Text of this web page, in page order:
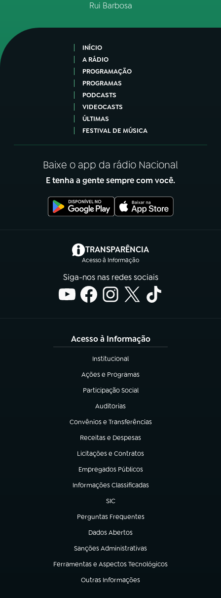
Rui Barbosa
INÍCIO
A RÁDIO
PROGRAMAÇÃO
PROGRAMAS
PODCASTS
VIDEOCASTS
ÚLTIMAS
FESTIVAL DE MÚSICA
Baixe o app da rádio Nacional
E tenha a gente sempre com você.
TRANSPARÊNCIA
Acesso à Informação
(abre em nova aba)
Siga-nos nas redes sociais
Acesso à Informação
Institucional
(abre em nova aba)
Ações e Programas
(abre em nova aba)
Participação Social
(abre em nova aba)
Auditorias
(abre em nova aba)
Convênios e Transferências
(abre em nova aba)
Receitas e Despesas
(abre em nova aba)
Licitações e Contratos
(abre em nova aba)
Empregados Públicos
(abre em nova aba)
Informações Classificadas
(abre em nova aba)
SIC
(abre em nova aba)
Perguntas Frequentes
(abre em nova aba)
Dados Abertos
(abre em nova aba)
Sanções Administrativas
(abre em nova aba)
Ferramentas e Aspectos Tecnológicos
(abre em nova aba)
Outras Informações
(abre em nova aba)